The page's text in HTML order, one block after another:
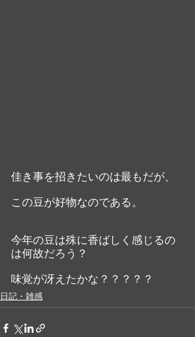
佳き事を招きたいのは最もだが、
この豆が好物なのである。
今年の豆は殊に香ばしく感じるの
は何故だろう？
味覚が冴えたかな？？？？？
日記・雑感